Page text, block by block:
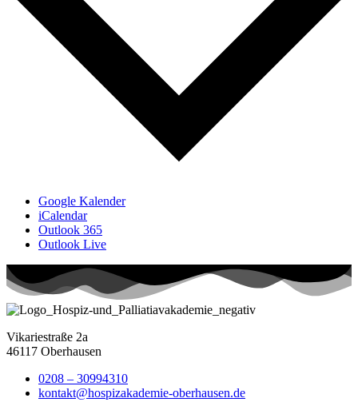
Google Kalender
iCalendar
Outlook 365
Outlook Live
Vikariestraße 2a
46117 Oberhausen
0208 – 30994310
kontakt@hospizakademie-oberhausen.de